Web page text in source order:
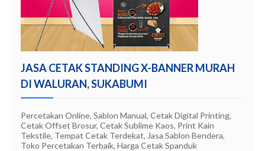
JASA CETAK STANDING X-BANNER MURAH
DI WALURAN, SUKABUMI
Percetakan Online, Sablon Manual, Cetak Digital Printing,
Cetak Offset Brosur, Cetak Sublime Kaos, Print Kain
Tekstile, Tempat Cetak Terdekat, Jasa Sablon Bendera,
Toko Percetakan Terbaik, Harga Cetak Spanduk